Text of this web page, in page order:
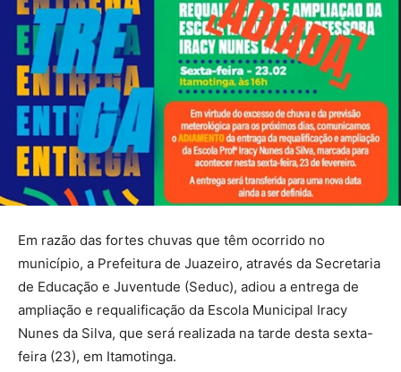
Em razão das fortes chuvas que têm ocorrido no
município, a Prefeitura de Juazeiro, através da Secretaria
de Educação e Juventude (Seduc), adiou a entrega de
ampliação e requalificação da Escola Municipal Iracy
Nunes da Silva, que será realizada na tarde desta sexta-
feira (23), em Itamotinga.